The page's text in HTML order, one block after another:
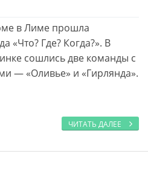
в Лиме прошла
«Что? Где? Когда?». В
сошлись две команды с
— «Оливье» и «Гирлянда».
ЧИТАТЬ ДАЛЕЕ